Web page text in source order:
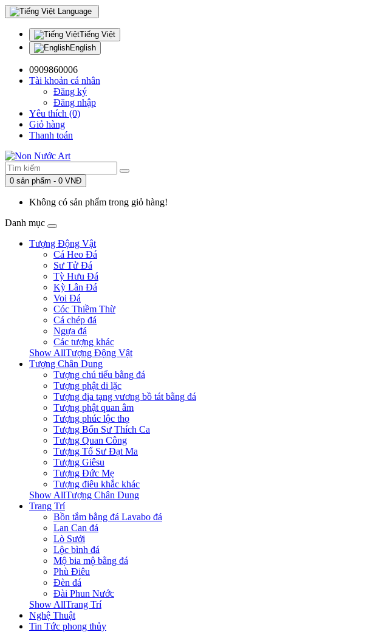
Language
Tiếng Việt
English
0909860006
Tài khoản cá nhân
Đăng ký
Đăng nhập
Yêu thích (0)
Giỏ hàng
Thanh toán
0 sản phẩm - 0 VNĐ
Không có sản phẩm trong giỏ hàng!
Danh mục
Tượng Động Vật
Cá Heo Đá
Sư Tử Đá
Tỳ Hưu Đá
Kỳ Lân Đá
Voi Đá
Cóc Thiềm Thừ
Cá chép đá
Ngựa đá
Các tượng khác
Show AllTượng Động Vật
Tượng Chân Dung
Tượng chú tiểu bằng đá
Tượng phật di lặc
Tượng địa tạng vương bồ tát bằng đá
Tượng phật quan âm
Tượng phúc lộc thọ
Tượng Bổn Sư Thích Ca
Tượng Quan Công
Tượng Tổ Sư Đạt Ma
Tượng Giêsu
Tượng Đức Mẹ
Tượng điêu khắc khác
Show AllTượng Chân Dung
Trang Trí
Bồn tắm bằng đá Lavabo đá
Lan Can đá
Lò Sưởi
Lộc bình đá
Mộ bia mộ bằng đá
Phù Điêu
Đèn đá
Đài Phun Nước
Show AllTrang Trí
Nghệ Thuật
Tin Tức phong thủy